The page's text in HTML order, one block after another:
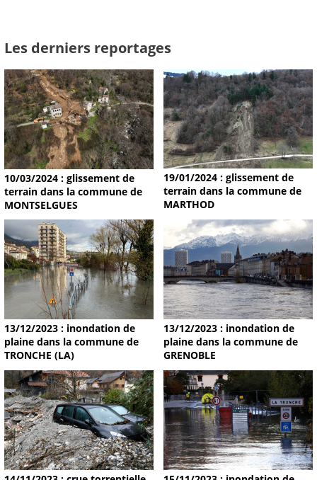
Les derniers reportages
10/03/2024 : glissement de
terrain dans la commune de
MONTSELGUES
19/01/2024 : glissement de
terrain dans la commune de
MARTHOD
13/12/2023 : inondation de
plaine dans la commune de
TRONCHE (LA)
13/12/2023 : inondation de
plaine dans la commune de
GRENOBLE